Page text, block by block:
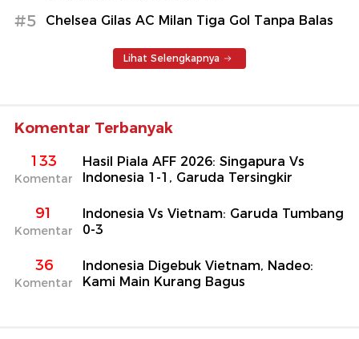
#5 Chelsea Gilas AC Milan Tiga Gol Tanpa Balas
Lihat Selengkapnya
Komentar Terbanyak
133
Komentar
Hasil Piala AFF 2026: Singapura Vs
Indonesia 1-1, Garuda Tersingkir
91
Komentar
Indonesia Vs Vietnam: Garuda Tumbang
0-3
36
Komentar
Indonesia Digebuk Vietnam, Nadeo:
Kami Main Kurang Bagus